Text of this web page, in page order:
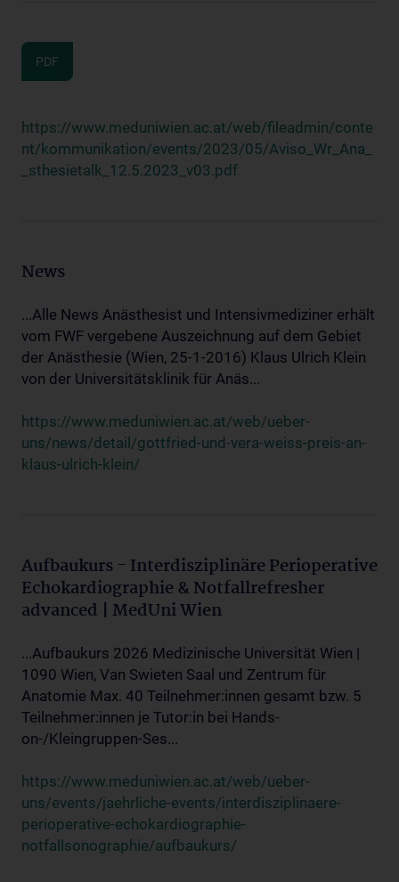
PDF
https://www.meduniwien.ac.at/web/fileadmin/conte
nt/kommunikation/events/2023/05/Aviso_Wr_Ana_
_sthesietalk_12.5.2023_v03.pdf
News
...Alle News Anästhesist und Intensivmediziner erhält
vom FWF vergebene Auszeichnung auf dem Gebiet
der Anästhesie (Wien, 25-1-2016) Klaus Ulrich Klein
von der Universitätsklinik für Anäs...
https://www.meduniwien.ac.at/web/ueber-
uns/news/detail/gottfried-und-vera-weiss-preis-an-
klaus-ulrich-klein/
Aufbaukurs - Interdisziplinäre Perioperative
Echokardiographie & Notfallrefresher
advanced | MedUni Wien
...Aufbaukurs 2026 Medizinische Universität Wien |
1090 Wien, Van Swieten Saal und Zentrum für
Anatomie Max. 40 Teilnehmer:innen gesamt bzw. 5
Teilnehmer:innen je Tutor:in bei Hands-
on-/Kleingruppen-Ses...
https://www.meduniwien.ac.at/web/ueber-
uns/events/jaehrliche-events/interdisziplinaere-
perioperative-echokardiographie-
notfallsonographie/aufbaukurs/